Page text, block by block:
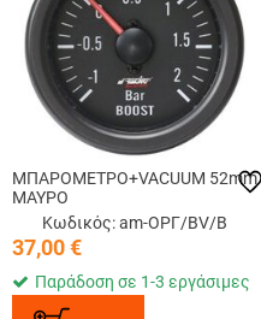
ΜΠΑΡΟΜΕΤΡΟ+VACUUM 52mm
ΜΑΥΡΟ
Κωδικός: am-ΟΡΓ/BV/B
37,00€
Παράδοση σε 1-3 εργάσιμες